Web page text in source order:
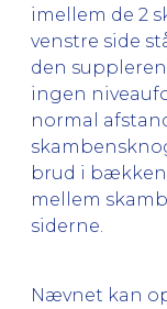
imellem de 2
venstre side
den
ingen
normal
brud i
mellem
siderne.
Nævnet kan